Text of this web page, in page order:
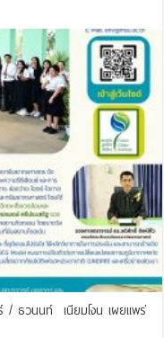
/ ธวนนท์ เนียมโงน เผยแพร่